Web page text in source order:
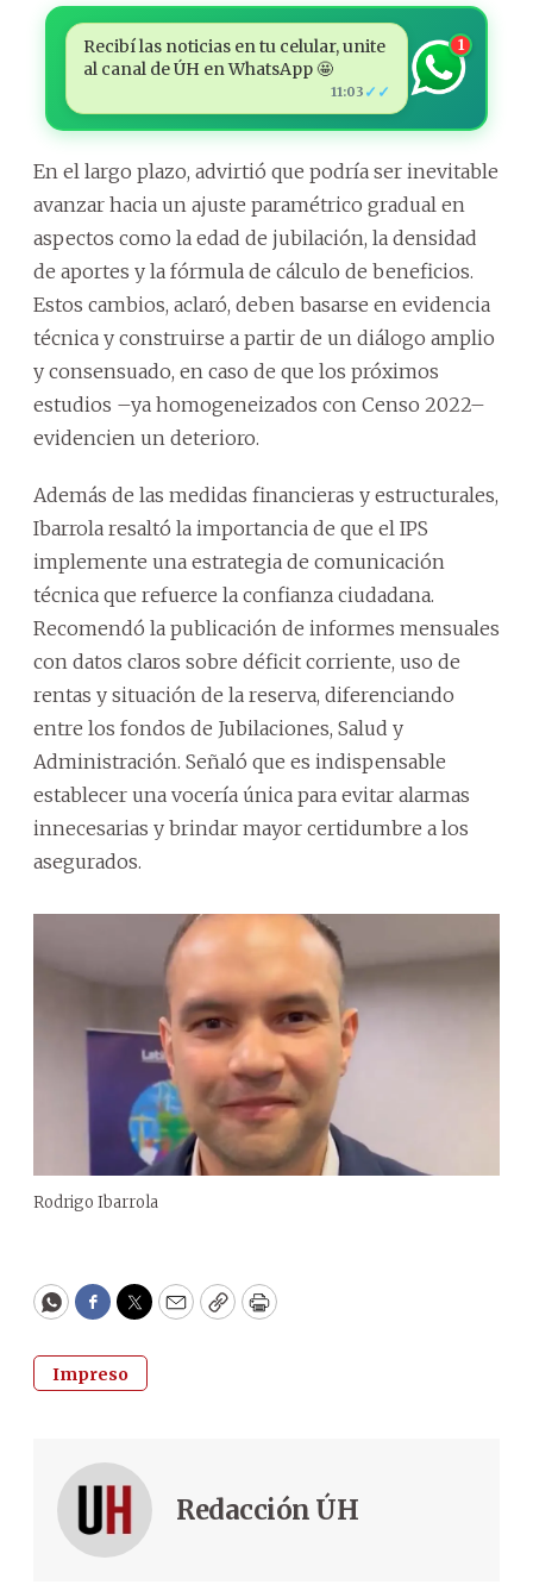
Recibí las noticias en tu celular, unite
al canal de ÚH en WhatsApp 🤩
11:03 ✓✓
1
En el largo plazo, advirtió que podría ser inevitable
avanzar hacia un ajuste paramétrico gradual en
aspectos como la edad de jubilación, la densidad
de aportes y la fórmula de cálculo de beneficios.
Estos cambios, aclaró, deben basarse en evidencia
técnica y construirse a partir de un diálogo amplio
y consensuado, en caso de que los próximos
estudios –ya homogeneizados con Censo 2022–
evidencien un deterioro.
Además de las medidas financieras y estructurales,
Ibarrola resaltó la importancia de que el IPS
implemente una estrategia de comunicación
técnica que refuerce la confianza ciudadana.
Recomendó la publicación de informes mensuales
con datos claros sobre déficit corriente, uso de
rentas y situación de la reserva, diferenciando
entre los fondos de Jubilaciones, Salud y
Administración. Señaló que es indispensable
establecer una vocería única para evitar alarmas
innecesarias y brindar mayor certidumbre a los
asegurados.
Rodrigo Ibarrola
WhatsApp
Facebook
Twitter
EmailCopyPrint
Impreso
Redacción ÚH